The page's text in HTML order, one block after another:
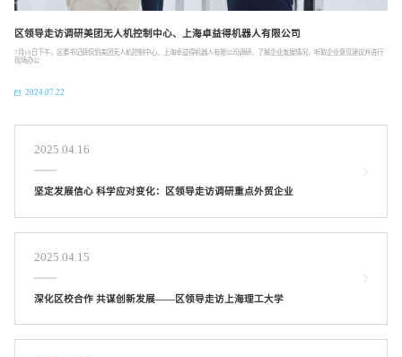
区领导走访调研美团无人机控制中心、上海卓益得机器人有限公司
​7月19日下午，区委书记薛侃到美团无人机控制中心、上海卓益得机器人有限公司调研，了解企业发展情况，听取企业意见建议并进行
现场办公
2024.07.22
2025.04.16
坚定发展信心 科学应对变化：区领导走访调研重点外贸企业
2025.04.15
深化区校合作 共谋创新发展——区领导走访上海理工大学